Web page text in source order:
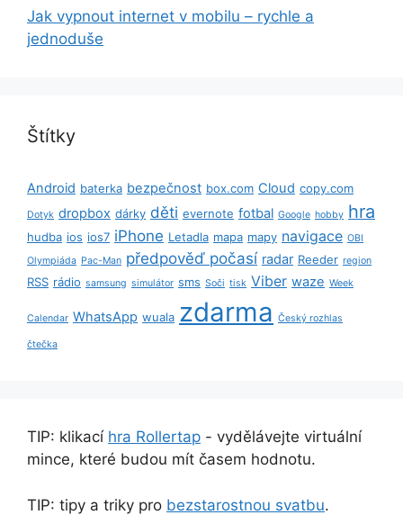
Jak vypnout internet v mobilu – rychle a
jednoduše
Štítky
Android baterka bezpečnost box.com Cloud copy.com
Dotyk dropbox dárky děti evernote fotbal Google hobby hra
hudba ios ios7 iPhone Letadla mapa mapy navigace OBI
Olympiáda Pac-Man předpověď počasí radar Reeder region
RSS rádio samsung simulátor sms Soči tisk Viber waze Week
Calendar WhatsApp wuala zdarma Český rozhlas
čtečka
TIP: klikací hra Rollertap - vydělávejte virtuální
mince, které budou mít časem hodnotu.
TIP: tipy a triky pro bezstarostnou svatbu.